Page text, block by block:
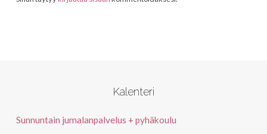
Kalenteri
Sunnuntain jumalanpalvelus + pyhäkoulu